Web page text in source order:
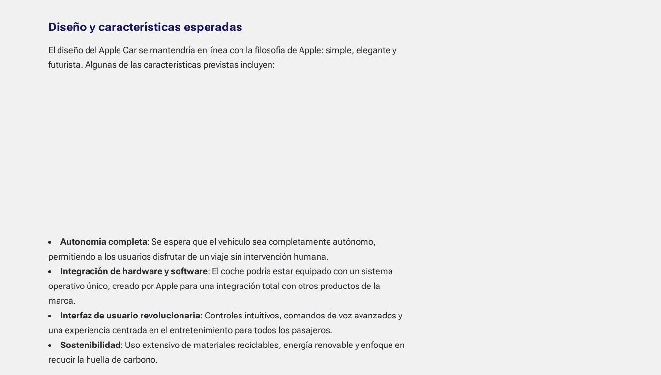
Diseño y características esperadas
El diseño del Apple Car se mantendría en línea con la filosofía de Apple: simple, elegante y
futurista. Algunas de las características previstas incluyen:
Autonomía completa: Se espera que el vehículo sea completamente autónomo,
permitiendo a los usuarios disfrutar de un viaje sin intervención humana.
Integración de hardware y software: El coche podría estar equipado con un sistema
operativo único, creado por Apple para una integración total con otros productos de la
marca.
Interfaz de usuario revolucionaria: Controles intuitivos, comandos de voz avanzados y
una experiencia centrada en el entretenimiento para todos los pasajeros.
Sostenibilidad: Uso extensivo de materiales reciclables, energía renovable y enfoque en
reducir la huella de carbono.